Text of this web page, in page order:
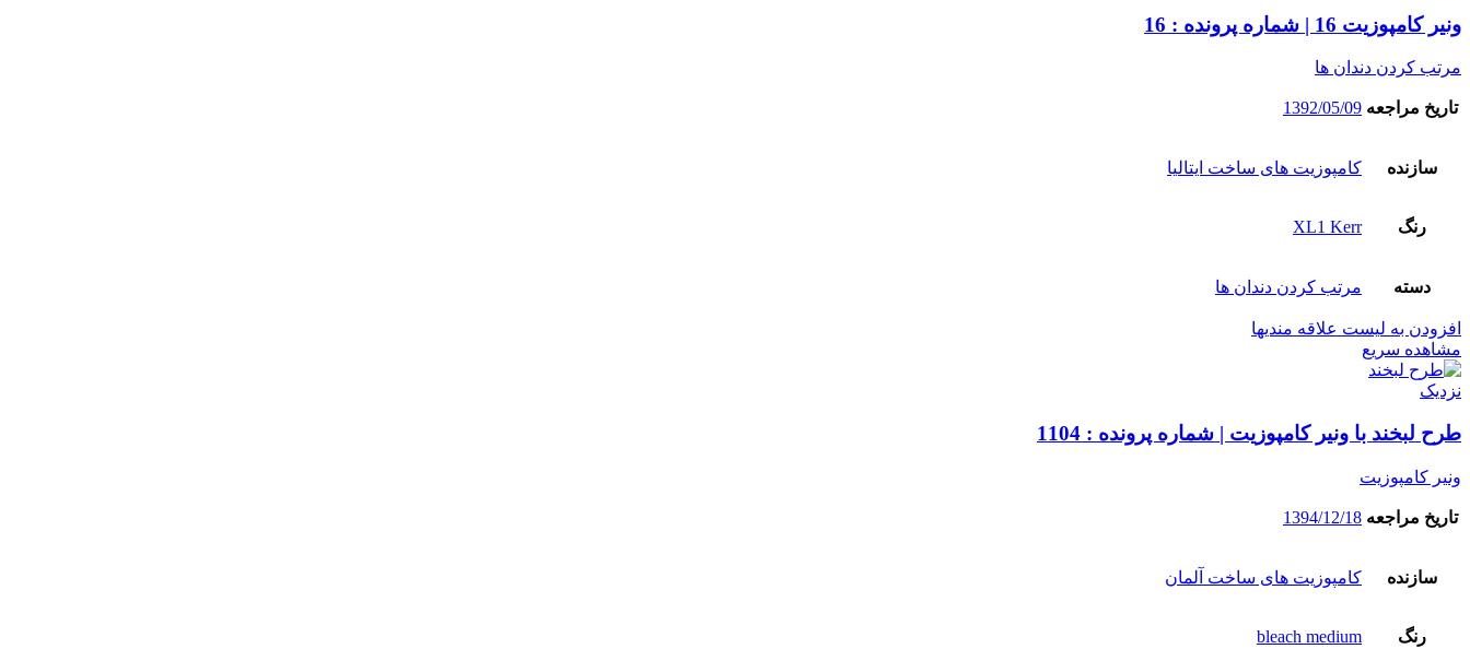
ونیر کامپوزیت 16 | شماره پرونده : 16
مرتب کردن دندان ها
تاریخ مراجعه 1392/05/09
سازنده کامپوزیت های ساخت ایتالیا
رنگ XL1 Kerr
دسته مرتب کردن دندان ها
افزودن به لیست علاقه مندیها
مشاهده سریع
نزدیک
طرح لبخند با ونیر کامپوزیت | شماره پرونده : 1104
ونیر کامپوزیت
تاریخ مراجعه 1394/12/18
سازنده کامپوزیت های ساخت آلمان
رنگ bleach medium